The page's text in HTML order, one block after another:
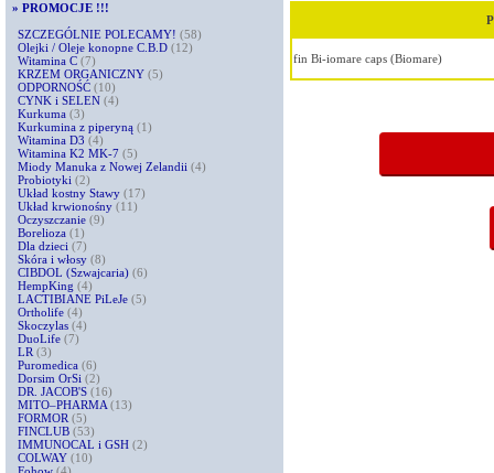
» PROMOCJE !!!
SZCZEGÓLNIE POLECAMY! (58)
Olejki / Oleje konopne C.B.D (12)
Witamina C (7)
KRZEM ORGANICZNY (5)
ODPORNOŚĆ (10)
CYNK i SELEN (4)
Kurkuma (3)
Kurkumina z piperyną (1)
Witamina D3 (4)
Witamina K2 MK-7 (5)
Miody Manuka z Nowej Zelandii (4)
Probiotyki (2)
Układ kostny Stawy (17)
Układ krwionośny (11)
Oczyszczanie (9)
Borelioza (1)
Dla dzieci (7)
Skóra i włosy (8)
CIBDOL (Szwajcaria) (6)
HempKing (4)
LACTIBIANE PiLeJe (5)
Ortholife (4)
Skoczylas (4)
DuoLife (7)
LR (3)
Puromedica (6)
Dorsim OrSi (2)
DR. JACOB'S (16)
MITO–PHARMA (13)
FORMOR (5)
FINCLUB (53)
IMMUNOCAL i GSH (2)
COLWAY (10)
fin Bi-iomare caps (Biomare)